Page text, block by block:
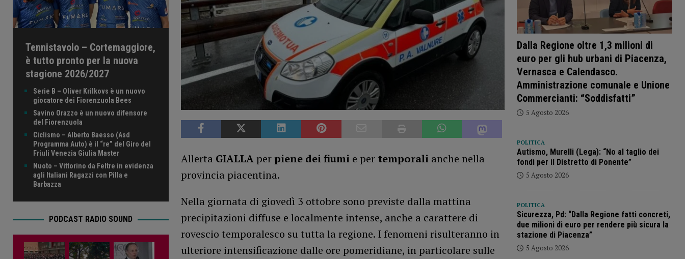
Allerta GIALLAper piene dei fiumie per temporalianche nella
provincia piacentina.
Nella giornata di giovedì 3 ottobre sono previste dalla mattina
precipitazioni diffuse e localmente intense, anche a carattere di
rovescio temporalesco su tutta la regione. I fenomeni risulteranno in
ulteriore intensificazione dalle ore pomeridiane, in particolare sulle
Tennistavolo – Cortemaggiore,
è tutto pronto per la nuova
stagione 2026/2027
Serie B – Oliver Krilkovs è un nuovo
giocatore dei Fiorenzuola Bees
Savino Orazzo è un nuovo difensore
del Fiorenzuola
Ciclismo – Alberto Baesso (Asd
Programma Auto) è il “re” del Giro del
Friuli Venezia Giulia Master
Nuoto – Vittorino da Feltre in evidenza
agli Italiani Ragazzi con Pilla e
Barbazza
PODCAST RADIO SOUND
Dalla Regione oltre 1,3 milioni di
euro per gli hub urbani di Piacenza,
Vernasca e Calendasco.
Amministrazione comunale e Unione
Commercianti: “Soddisfatti”
5 Agosto 2026
POLITICA
Autismo, Murelli (Lega): “No al taglio dei
fondi per il Distretto di Ponente”
5 Agosto 2026
POLITICA
Sicurezza, Pd: “Dalla Regione fatti concreti,
due milioni di euro per rendere più sicura la
stazione di Piacenza”
5 Agosto 2026